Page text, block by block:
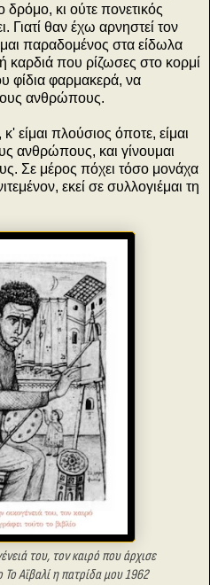
δρόμο, κι ούτε πονετικός
Γιατί θαν έχω αρνηστεί τον
παραδομένος στα είδωλα
καρδιά που ρίζωσες στο κορμί
φίδια φαρμακερά, να
ανθρώπους.
είμαι πλούσιος όποτε, είμαι
ανθρώπους, και γίνουμαι
Σε μέρος πόχει τόσο μονάχα
εκεί σε συλλογιέμαι τη
του, τον καιρό που άρχισε
Το Αϊβαλί η πατρίδα μου 1962